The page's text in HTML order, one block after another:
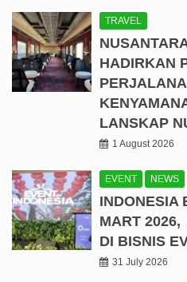
TRAVEL
HADIRKAN
LANSKAP
1 August 2026
EVENT NEWS
INDONESIA
MART 2026,
DI BISNIS
31 July 2026